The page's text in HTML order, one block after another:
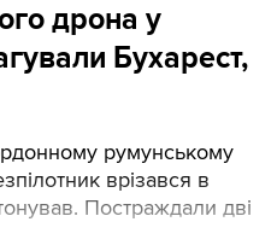
дрона у
Бухарест,
румунському
врізався в
Постраждали дві